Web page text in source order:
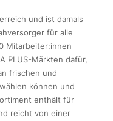
und ist damals
für alle
Mitarbeiter:innen
PLUS-Märkten dafür,
frischen und
können und
enthält für
reicht von einer